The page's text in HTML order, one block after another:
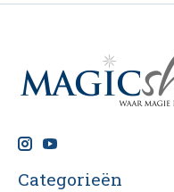
Categorieën